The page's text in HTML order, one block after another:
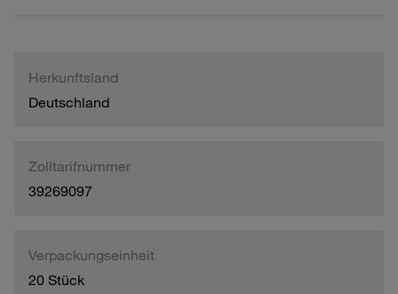
Herkunftsland
Deutschland
Zolltarifnummer
39269097
Verpackungseinheit
20 Stück